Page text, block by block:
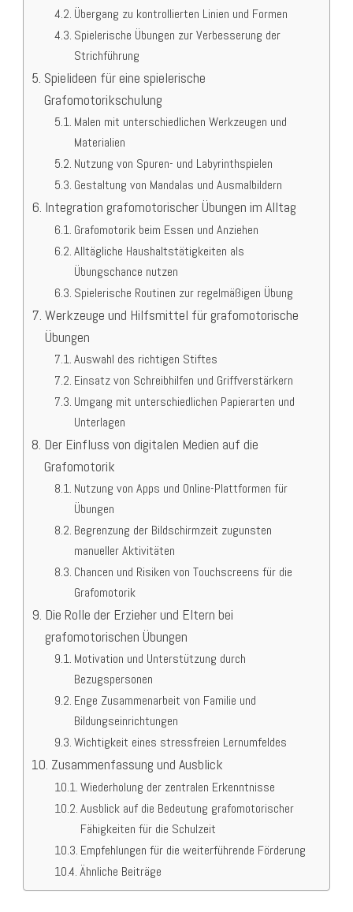
Übergang zu kontrollierten Linien und Formen
Spielerische Übungen zur Verbesserung der
Strichführung
Spielideen für eine spielerische
Grafomotorikschulung
Malen mit unterschiedlichen Werkzeugen und
Materialien
Nutzung von Spuren- und Labyrinthspielen
Gestaltung von Mandalas und Ausmalbildern
Integration grafomotorischer Übungen im Alltag
Grafomotorik beim Essen und Anziehen
Alltägliche Haushaltstätigkeiten als
Übungschance nutzen
Spielerische Routinen zur regelmäßigen Übung
Werkzeuge und Hilfsmittel für grafomotorische
Übungen
Auswahl des richtigen Stiftes
Einsatz von Schreibhilfen und Griffverstärkern
Umgang mit unterschiedlichen Papierarten und
Unterlagen
Der Einfluss von digitalen Medien auf die
Grafomotorik
Nutzung von Apps und Online-Plattformen für
Übungen
Begrenzung der Bildschirmzeit zugunsten
manueller Aktivitäten
Chancen und Risiken von Touchscreens für die
Grafomotorik
Die Rolle der Erzieher und Eltern bei
grafomotorischen Übungen
Motivation und Unterstützung durch
Bezugspersonen
Enge Zusammenarbeit von Familie und
Bildungseinrichtungen
Wichtigkeit eines stressfreien Lernumfeldes
Zusammenfassung und Ausblick
Wiederholung der zentralen Erkenntnisse
Ausblick auf die Bedeutung grafomotorischer
Fähigkeiten für die Schulzeit
Empfehlungen für die weiterführende Förderung
Ähnliche Beiträge